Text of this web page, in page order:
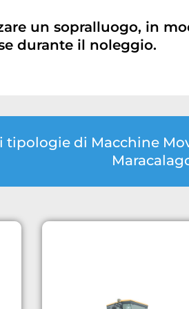
un sopralluogo, in
durante il noleggio.
tipologie di Macchine